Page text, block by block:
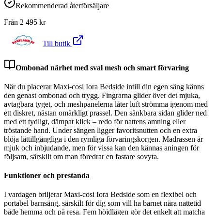
Rekommenderad återförsäljare
Från 2 495 kr
Till butik
Ombonad närhet med sval mesh och smart förvaring
När du placerar Maxi-cosi Iora Bedside intill din egen säng känns
den genast ombonad och trygg. Fingrarna glider över det mjuka,
avtagbara tyget, och meshpanelerna låter luft strömma igenom med
ett diskret, nästan omärkligt prassel. Den sänkbara sidan glider ned
med ett tydligt, dämpat klick – redo för nattens amning eller
tröstande hand. Under sängen ligger favoritsnutten och en extra
blöja lättillgängliga i den rymliga förvaringskorgen. Madrassen är
mjuk och inbjudande, men för vissa kan den kännas aningen för
följsam, särskilt om man föredrar en fastare sovyta.
Funktioner och prestanda
I vardagen briljerar Maxi-cosi Iora Bedside som en flexibel och
portabel barnsäng, särskilt för dig som vill ha barnet nära nattetid
både hemma och på resa. Fem höjdlägen gör det enkelt att matcha